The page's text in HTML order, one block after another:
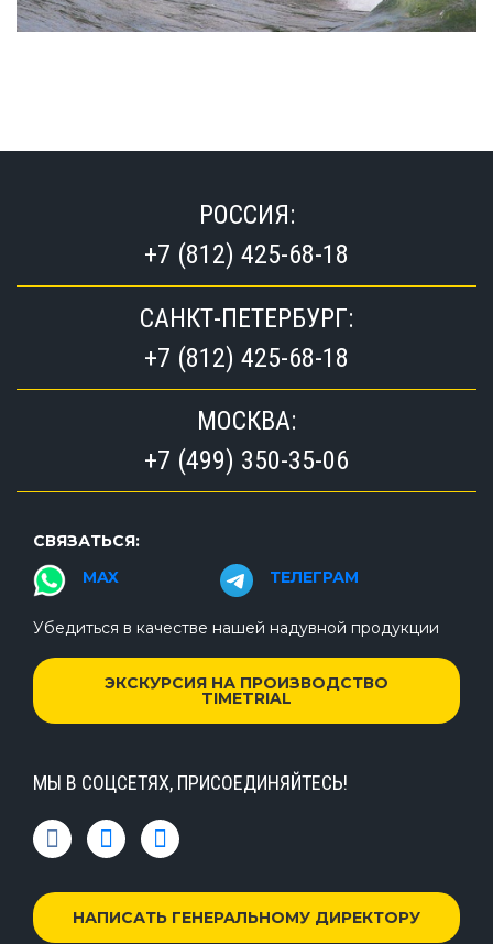
РОССИЯ:
+7 (812) 425-68-18
САНКТ-ПЕТЕРБУРГ:
+7 (812) 425-68-18
МОСКВА:
+7 (499) 350-35-06
СВЯЗАТЬСЯ:
MAX
ТЕЛЕГРАМ
Убедиться в качестве нашей надувной продукции
ЭКСКУРСИЯ НА ПРОИЗВОДСТВО
TIMETRIAL
МЫ В СОЦСЕТЯХ, ПРИСОЕДИНЯЙТЕСЬ!
НАПИСАТЬ ГЕНЕРАЛЬНОМУ ДИРЕКТОРУ